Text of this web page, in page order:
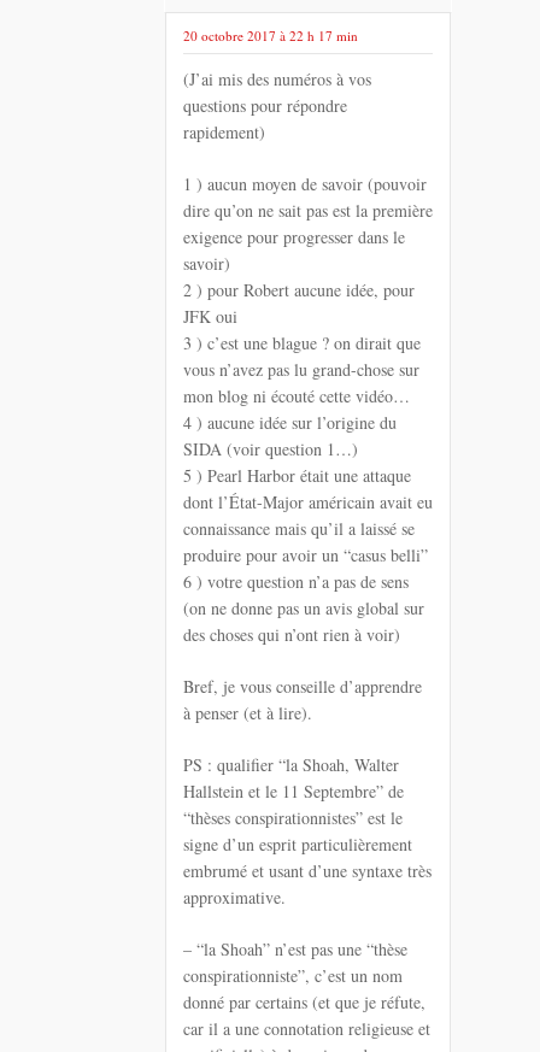
20 octobre 2017 à 22 h 17 min
(J’ai mis des numéros à vos
questions pour répondre
rapidement)
1 ) aucun moyen de savoir (pouvoir
dire qu’on ne sait pas est la première
exigence pour progresser dans le
savoir)
2 ) pour Robert aucune idée, pour
JFK oui
3 ) c’est une blague ? on dirait que
vous n’avez pas lu grand-chose sur
mon blog ni écouté cette vidéo…
4 ) aucune idée sur l’origine du
SIDA (voir question 1…)
5 ) Pearl Harbor était une attaque
dont l’État-Major américain avait eu
connaissance mais qu’il a laissé se
produire pour avoir un “casus belli”
6 ) votre question n’a pas de sens
(on ne donne pas un avis global sur
des choses qui n’ont rien à voir)
Bref, je vous conseille d’apprendre
à penser (et à lire).
PS : qualifier “la Shoah, Walter
Hallstein et le 11 Septembre” de
“thèses conspirationnistes” est le
signe d’un esprit particulièrement
embrumé et usant d’une syntaxe très
approximative.
– “la Shoah” n’est pas une “thèse
conspirationniste”, c’est un nom
donné par certains (et que je réfute,
car il a une connotation religieuse et